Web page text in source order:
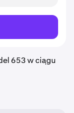
653 w ciągu